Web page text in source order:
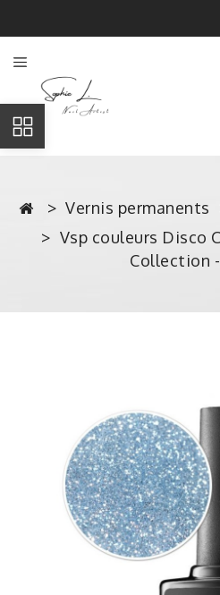
Vernis permanents
Vsp couleurs Disco
Collection